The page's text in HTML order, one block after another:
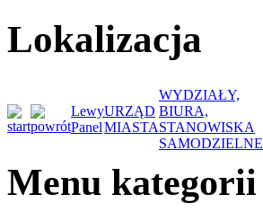
Lokalizacja
Lewy
Panel
URZĄD
MIASTA
WYDZIAŁY,
BIURA,
STANOWISKA
SAMODZIELNE
Menu kategorii